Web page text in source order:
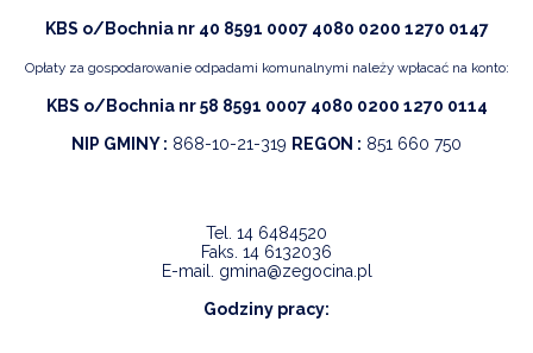
KBS o/Bochnia nr 40 8591 0007 4080 0200 1270 0147
Opłaty za gospodarowanie odpadami komunalnymi należy wpłacać na konto:
KBS o/Bochnia nr 58 8591 0007 4080 0200 1270 0114
NIP GMINY : 868-10-21-319 REGON : 851 660 750
Tel. 14 6484520
Faks. 14 6132036
E-mail. gmina@zegocina.pl
Godziny pracy: